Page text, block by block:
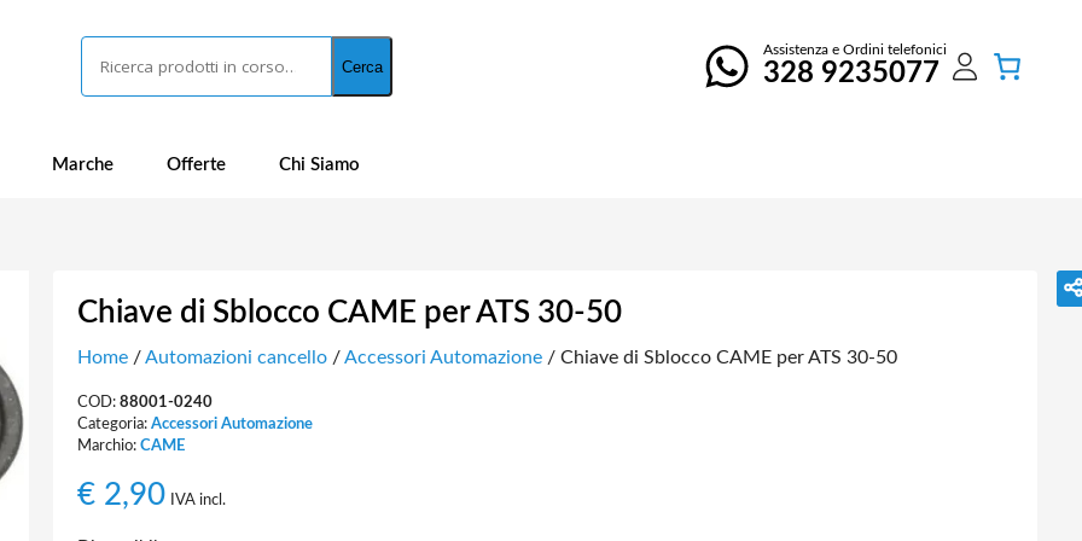
Cerca
Assistenza e Ordini telefonici
328 9235077
Marche Offerte Chi Siamo
Chiave di Sblocco CAME per ATS 30-50
Home/Automazioni cancello/Accessori Automazione/ Chiave di Sblocco CAME per ATS 30-50
COD: 88001-0240
Categoria: Accessori Automazione
Marchio: CAME
€2,90 IVA incl.